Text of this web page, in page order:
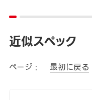
近似スペック
ページ : 最初に戻る